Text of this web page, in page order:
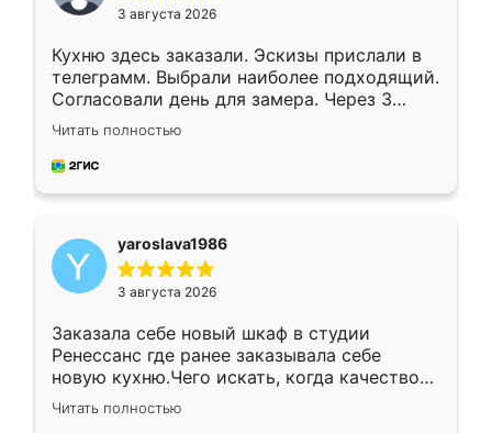
3 августа 2026
Кухню здесь заказали. Эскизы прислали в
телеграмм. Выбрали наиболее подходящий.
Согласовали день для замера. Через 3
недели кухня была уже готова. Остались
довольны работой. Спасибо Ренессанс
мебель за качественную работу!
Читать полностью
yaroslava1986
3 августа 2026
Заказала себе новый шкаф в студии
Ренессанс где ранее заказывала себе
новую кухню.Чего искать, когда качеством
вполне довольна. Служит кухня уже почти
два года, нареканий нет.
Читать полностью